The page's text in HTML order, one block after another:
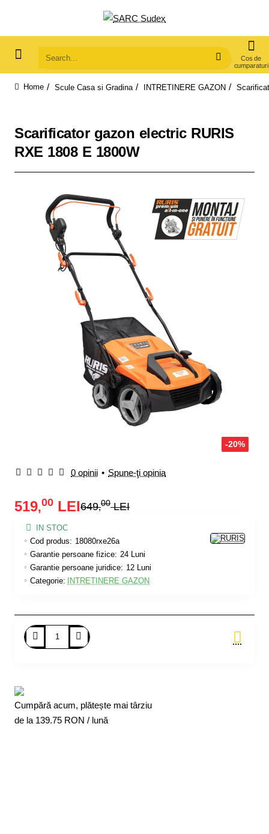
Search...
Scule Casa si Gradina INTRETINERE GAZON
Scarificator gazon electric RURIS
RXE 1808 E 1800W
-20%
0 opinii • Spune-ţi opinia
519,00 LEI649,00LEI
IN STOC
Cod produs: 18080rxe26a
Garantie persoane fizice: 24 Luni
Garantie persoane juridice: 12 Luni
Categorie:
INTRETINERE GAZON
Cumpără acum, plătește mai târziu
de la 139.75 RON / lună